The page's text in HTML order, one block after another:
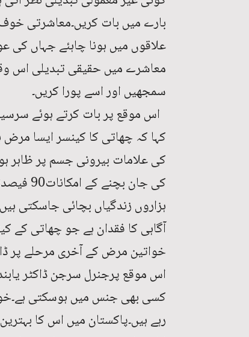
بارے میں بات کریں۔معاشرتی
علاقوں میں ہونا چاہئے جہاں کی
معاشرے میں حقیقی تبدیلی اس
سمجھیں اور اسے پورا کریں۔
اس موقع پر بات کرتے ہوئے
کہا کہ چھاتی کا کینسر ایسا
کی علامات بیرونی جسم پر
کی جان
ہزاروں زندگیاں بچائی جاسکتی
آگاہی کا فقدان ہے جو چھاتی کے
خواتین مرض کے آخری مرحلے پر
اس موقع پرجنرل سرجن ڈاکٹر
کسی بھی جنس میں ہوسکتی